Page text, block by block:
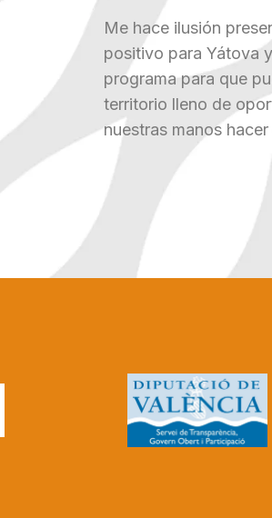
Me hace ilusión
positivo para Yátova
programa para que
territorio lleno de
nuestras manos